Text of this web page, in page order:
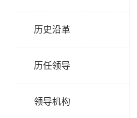
历史沿革
历任领导
领导机构